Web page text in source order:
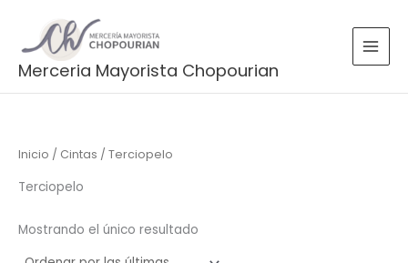
contenido
Merceria Mayorista Chopourian
Inicio / Cintas / Terciopelo
Terciopelo
Mostrando el único resultado